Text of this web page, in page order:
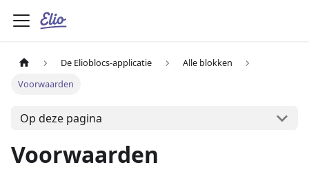
De Elioblocs-applicatie
Alle blokken
Voorwaarden
Op deze pagina
Voorwaarden